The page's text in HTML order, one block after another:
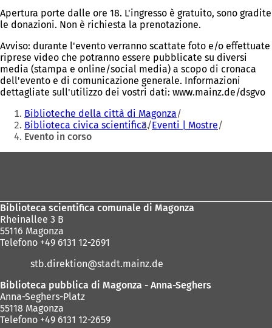
Apertura porte dalle ore 18. L'ingresso è gratuito, sono gradite
le donazioni. Non è richiesta la prenotazione.
Avviso: durante l'evento verranno scattate foto e/o effettuate
riprese video che potranno essere pubblicate su diversi
media (stampa e online/social media) a scopo di cronaca
dell'evento e di comunicazione generale. Informazioni
dettagliate sull'utilizzo dei vostri dati: www.mainz.de/dsgvo
Siete
qui:
Biblioteche della città di Magonza
Biblioteca civica scientifica Eventi | Mostre
Evento in corso
Biblioteca scientifica comunale di Magonza
Rheinallee 3 B
55116 Magonza
Telefono +49 6131 12-2691
stb.direktion
stadt.mainz de
Biblioteca pubblica di Magonza - Anna-Seghers
Anna-Seghers-Platz
55118 Magonza
Telefono +49 6131 12-2659